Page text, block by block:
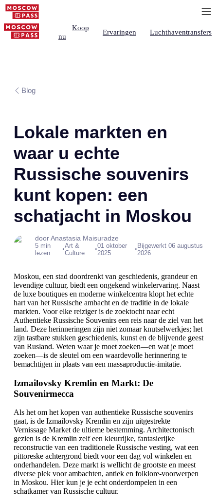
Koop
nu
Ervaringen Luchthaventransfers
Blog
Lokale markten en
waar u echte
Russische souvenirs
kunt kopen: een
schatjacht in Moskou
door Anastasia Maisuradze
5 min
lezen
•Art &
Culture
•01 oktober
2025
• Bijgewerkt 06 augustus
2026
Moskou, een stad doordrenkt van geschiedenis, grandeur en
levendige cultuur, biedt een ongekend winkelervaring. Naast
de luxe boutiques en moderne winkelcentra klopt het echte
hart van het Russische ambacht en de traditie in de lokale
markten. Voor elke reiziger is de zoektocht naar echt
Authentieke Russische Souvenirs een reis naar de ziel van het
land. Deze herinneringen zijn niet zomaar knutselwerkjes; het
zijn tastbare stukken geschiedenis, kunst en de blijvende geest
van Rusland. Weten waar je moet zoeken—en wat je moet
zoeken—is de sleutel om een waardevolle herinnering te
bemachtigen in plaats van een massaproductie-imitatie.
Izmailovsky Kremlin en Markt: De
Souvenirmecca
Als het om het kopen van authentieke Russische souvenirs
gaat, is de Izmailovsky Kremlin en zijn uitgestrekte
Vernissage Market de ultieme bestemming. Architectonisch
gezien is de Kremlin zelf een kleurrijke, fantasierijke
reconstructie van een traditionele Russische vesting, wat een
pittoreske achtergrond biedt voor een dag vol winkelen en
onderhandelen. Deze markt is wellicht de grootste en meest
diverse plek voor ambachten, antiek en folklore-voorwerpen
in Moskou. Hier kun je je echt onderdompelen in een
schatkamer van Russische cultuur.